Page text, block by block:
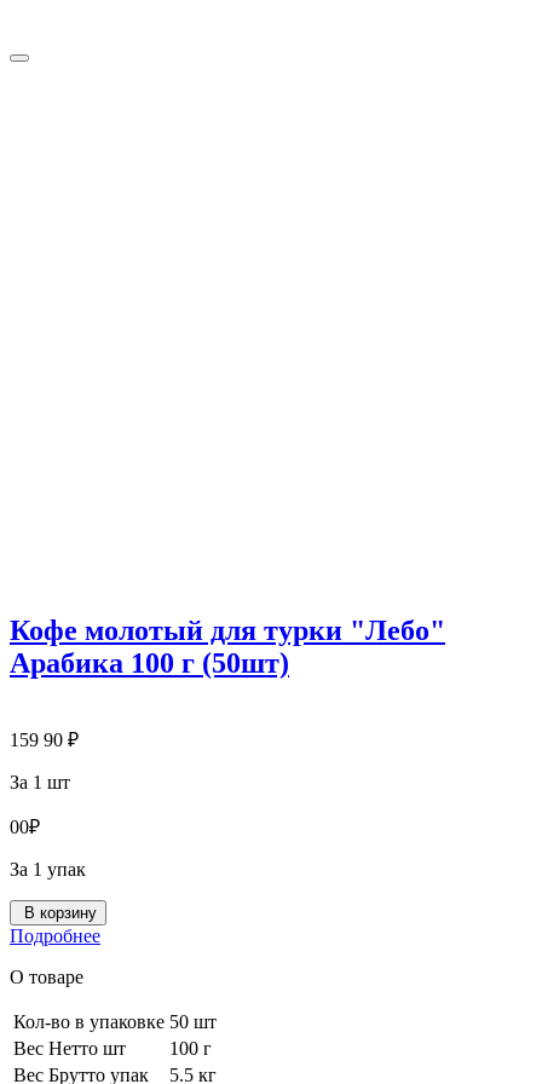
Кофе молотый для турки "Лебо"
Арабика 100 г (50шт)
159 90 ₽
За 1 шт
00₽
За 1 упак
В корзину
Подробнее
О товаре
Кол-во в упаковке 50 шт
Вес Нетто шт
100 г
Вес Брутто упак
5.5 кг